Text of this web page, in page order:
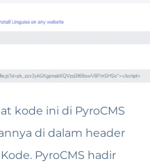
kode ini di PyroCMS
di dalam header
Kode. PyroCMS hadir